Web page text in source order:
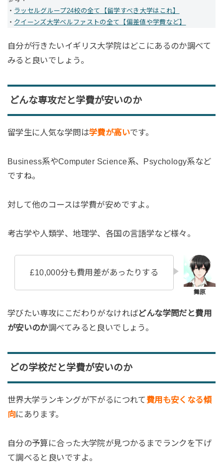
・ ラッセルグループ24校の全て【留学すべき大学はこれ】
・ クイーンズ大学ベルファストの全て【偏差値や学費など】
自分が行きたいイギリス大学院はどこにあるのか調べて
みると良いでしょう。
どんな専攻だと学費が安いのか
留学生に人気な学問は学費が高いです。
Business系やComputer Science系、Psychology系など
ですね。
対して他のコースは学費が安めですよ。
考古学や人類学、地理学、各国の言語学など様々。
£10,000分も費用差があったりする
学びたい専攻にこだわりがなければどんな学問だと費用
が安いのか調べてみると良いでしょう。
どの学校だと学費が安いのか
世界大学ランキングが下がるにつれて費用も安くなる傾
向にあります。
自分の予算に合った大学院が見つかるまでランクを下げ
て調べると良いですよ。